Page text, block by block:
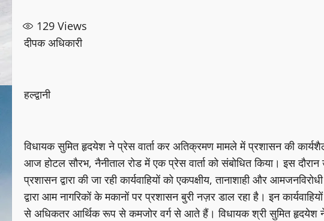
129 Views
दीपक अधिकारी
हल्द्वानी
विधायक सुमित हृदयेश ने प्रेस वार्ता कर अतिक्रमण मामले में प्रशासन की
आज होटल सौरभ, नैनीताल रोड में एक प्रेस वार्ता को संबोधित किया। इस
प्रशासन द्वारा की जा रही कार्यवाहियों को एकपक्षीय, तानाशाही और
द्वारा आम नागरिकों के मकानों पर प्रशासन बुरी नज़र डाल रहा है। इन
से अधिकतर आर्थिक रूप से कमजोर वर्ग से आते हैं। विधायक श्री सुमित हृदयेश ने